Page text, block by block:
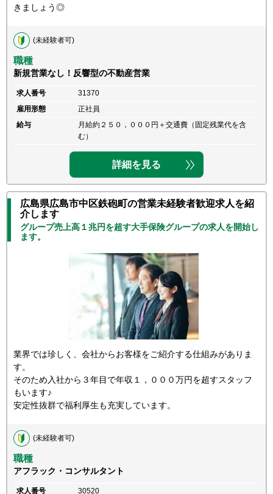
きましょう◎
(未経験者可)
職種
新規営業なし！反響型の不動産営業
求人番号
31370
雇用形態
正社員
給与
月給約２５０，０００円＋交通費（固定残業代を含
む）
詳細を見る
広島県広島市中区鉄砲町の営業未経験者歓迎求人を紹
介します
グループ売上高１兆円を超す大手保険グループの求人を開始し
ます。
業界では珍しく、会社からお客様をご紹介する仕組みがありま
す。
そのため入社から３年目で年収１，０００万円を超すスタッフ
もいます♪
安定性抜群で福利厚生も充実しています。
(未経験者可)
職種
アフラック・コンサルタント
求人番号 30520